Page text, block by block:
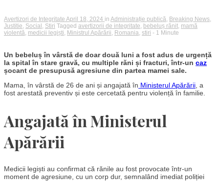
Avertizori de Integritate April 18, 2024 in Administrație publică, Breaking News,
Justitie, Social , Stiri Tagged avertizorii de integritate, bebeluș rănit, mamă
violentă, medicii legiști, Ministrul Apărării, Romania, stiri - 1 Minute
Un bebeluș în vârstă de doar două luni a fost adus de urgență
la spital în stare gravă, cu multiple răni și fracturi, într-un caz
șocant de presupusă agresiune din partea mamei sale.
Mama, în vârstă de 26 de ani și angajată în Ministerul Apărării , a
fost arestată preventiv și este cercetată pentru violență în familie.
Angajată în Ministerul
Apărării
Medicii legiști au confirmat că rănile au fost provocate într-un
moment de agresiune, cu un corp dur, semnalând imediat poliției